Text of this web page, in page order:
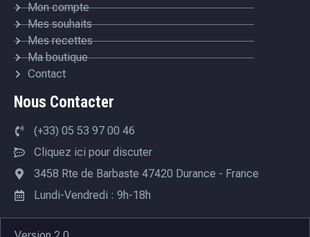
Mon compte
Mes souhaits
Mes recettes
Ma boutique
Contact
Nous Contacter
(+33) 05 53 97 00 46
Cliquez ici pour discuter
3458 Rte de Barbaste 47420 Durance - France
Lundi-Vendredi : 9h-18h